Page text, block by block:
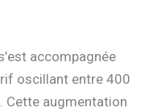
accompagnée
oscillant entre 400
Cette augmentation